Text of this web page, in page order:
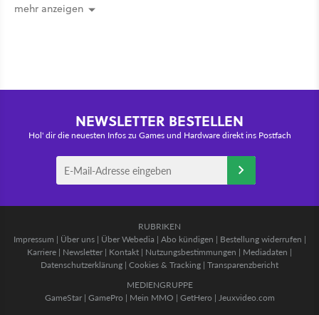
mehr anzeigen
NEWSLETTER BESTELLEN
Hol' dir die neuesten Infos zu Games und Hardware direkt ins Postfach
RUBRIKEN
Impressum | Über uns| Über Webedia | Abo kündigen | Bestellung widerrufen |
Karriere | Newsletter | Kontakt | Nutzungsbestimmungen | Mediadaten |
Datenschutzerklärung | Cookies & Tracking | Transparenzbericht
MEDIENGRUPPE
GameStar| GamePro | Mein MMO | GetHero | Jeuxvideo.com